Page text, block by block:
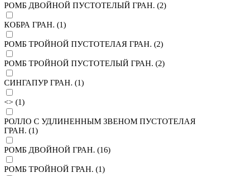
РОМБ ДВОЙНОЙ ПУСТОТЕЛЫЙ ГРАН. (2)
КОБРА ГРАН. (1)
РОМБ ТРОЙНОЙ ПУСТОТЕЛАЯ ГРАН. (2)
РОМБ ТРОЙНОЙ ПУСТОТЕЛЫЙ ГРАН. (2)
СИНГАПУР ГРАН. (1)
<> (1)
РОЛЛО С УДЛИНЕННЫМ ЗВЕНОМ ПУСТОТЕЛАЯ
ГРАН. (1)
РОМБ ДВОЙНОЙ ГРАН. (16)
РОМБ ТРОЙНОЙ ГРАН. (1)